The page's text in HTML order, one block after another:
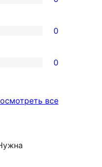
0
0
всеотзывы